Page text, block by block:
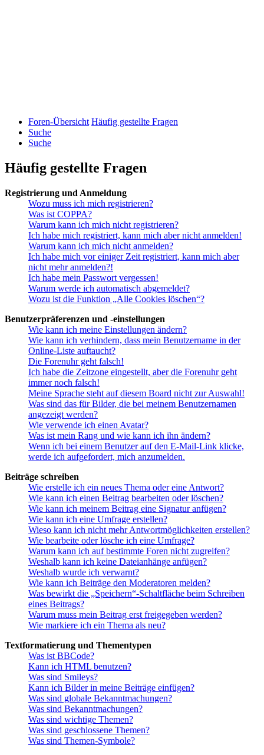
Foren-Übersicht Häufig gestellte Fragen
Suche
Suche
Häufig gestellte Fragen
Registrierung und Anmeldung
Wozu muss ich mich registrieren?
Was ist COPPA?
Warum kann ich mich nicht registrieren?
Ich habe mich registriert, kann mich aber nicht anmelden!
Warum kann ich mich nicht anmelden?
Ich habe mich vor einiger Zeit registriert, kann mich aber
nicht mehr anmelden?!
Ich habe mein Passwort vergessen!
Warum werde ich automatisch abgemeldet?
Wozu ist die Funktion „Alle Cookies löschen“?
Benutzerpräferenzen und -einstellungen
Wie kann ich meine Einstellungen ändern?
Wie kann ich verhindern, dass mein Benutzername in der
Online-Liste auftaucht?
Die Forenuhr geht falsch!
Ich habe die Zeitzone eingestellt, aber die Forenuhr geht
immer noch falsch!
Meine Sprache steht auf diesem Board nicht zur Auswahl!
Was sind das für Bilder, die bei meinem Benutzernamen
angezeigt werden?
Wie verwende ich einen Avatar?
Was ist mein Rang und wie kann ich ihn ändern?
Wenn ich bei einem Benutzer auf den E-Mail-Link klicke,
werde ich aufgefordert, mich anzumelden.
Beiträge schreiben
Wie erstelle ich ein neues Thema oder eine Antwort?
Wie kann ich einen Beitrag bearbeiten oder löschen?
Wie kann ich meinem Beitrag eine Signatur anfügen?
Wie kann ich eine Umfrage erstellen?
Wieso kann ich nicht mehr Antwortmöglichkeiten erstellen?
Wie bearbeite oder lösche ich eine Umfrage?
Warum kann ich auf bestimmte Foren nicht zugreifen?
Weshalb kann ich keine Dateianhänge anfügen?
Weshalb wurde ich verwarnt?
Wie kann ich Beiträge den Moderatoren melden?
Was bewirkt die „Speichern“-Schaltfläche beim Schreiben
eines Beitrags?
Warum muss mein Beitrag erst freigegeben werden?
Wie markiere ich ein Thema als neu?
Textformatierung und Thementypen
Was ist BBCode?
Kann ich HTML benutzen?
Was sind Smileys?
Kann ich Bilder in meine Beiträge einfügen?
Was sind globale Bekanntmachungen?
Was sind Bekanntmachungen?
Was sind wichtige Themen?
Was sind geschlossene Themen?
Was sind Themen-Symbole?